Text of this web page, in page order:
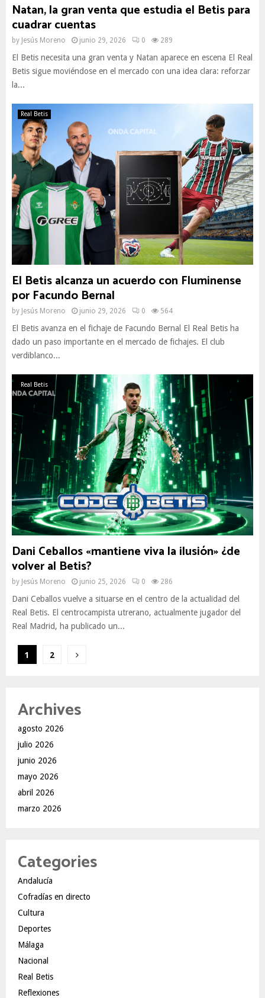
Natan, la gran venta que estudia el Betis para
cuadrar cuentas
by Jesús Moreno junio 29, 2026 0 289
El Betis necesita una gran venta y Natan aparece en escena El Real
Betis sigue moviéndose en el mercado con una idea clara: reforzar
la...
Real Betis
El Betis alcanza un acuerdo con Fluminense
por Facundo Bernal
by Jesús Moreno junio 29, 2026 0 564
El Betis avanza en el fichaje de Facundo Bernal El Real Betis ha
dado un paso importante en el mercado de fichajes. El club
verdiblanco...
Real Betis
Dani Ceballos «mantiene viva la ilusión» ¿de
volver al Betis?
by Jesús Moreno junio 25, 2026 0 286
Dani Ceballos vuelve a situarse en el centro de la actualidad del
Real Betis. El centrocampista utrerano, actualmente jugador del
Real Madrid, ha publicado un...
Paginación
entradas
1 2
Archives
agosto 2026
julio 2026
junio 2026
mayo 2026
abril 2026
marzo 2026
Categories
Andalucía
Cofradías en directo
Cultura
Deportes
Málaga
Nacional
Real Betis
Reflexiones